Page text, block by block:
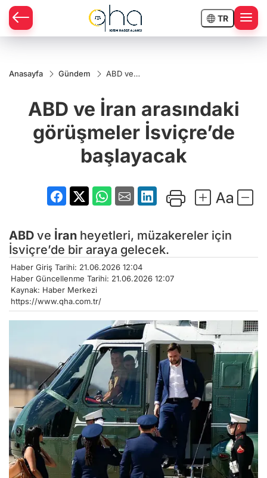
TR
Anasayfa Gündem
ABD ve
İsviçre’de
ABD ve İran arasındaki
görüşmeler İsviçre’de
başlayacak
ABD ve İran heyetleri, müzakereler için
İsviçre’de bir araya gelecek.
Haber Giriş Tarihi: 21.06.2026 12:04
Haber Güncellenme Tarihi: 21.06.2026 12:07
Kaynak: Haber Merkezi
https://www.qha.com.tr/